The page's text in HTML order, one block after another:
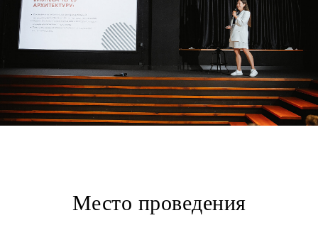
Место проведения
Согласие на обработку персональных данных
Политика в отношении обработки персональных данных
+7 (495) 118 25 11
info@osnova.org.ru